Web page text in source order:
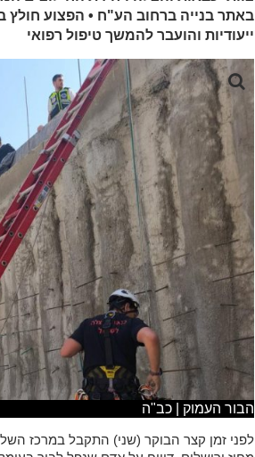
באתר בנייה ברחוב הע"ח • הפצוע
ייעודיות והועבר להמשך טיפול רפואי
הבור העמוק | כב"ה
לפני זמן קצר הבוקר (שני) התקבל במרכז